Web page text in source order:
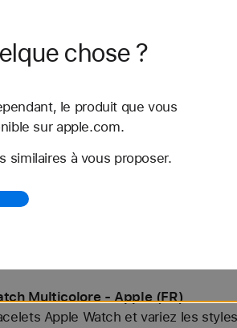
Apple Watch et variez les
S...
bands/argent
Boucle Trail - Apple (FR)
Apple Watch et variez les
Multicolore - Apple (FR)
Apple Watch et variez les
chose ?
le produit que vous
sur apple.com.
similaires à vous proposer.